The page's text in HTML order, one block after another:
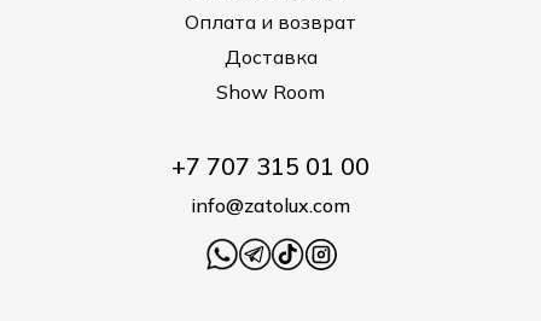
Оплата и возврат
Доставка
Show Room
+7 707 315 01 00
info@zatolux.com